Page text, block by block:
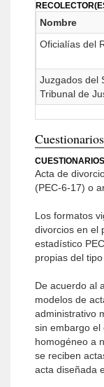
Nombre
Oficialías del
Juzgados del
Tribunal de
Cuestionarios
CUESTIONARIOS
Acta de
(PEC-6-17) o
Los formatos
divorcios en el
estadístico
propias del
De acuerdo al
modelos de
administrativo
sin embargo el
homogéneo a
se reciben
acta diseñada